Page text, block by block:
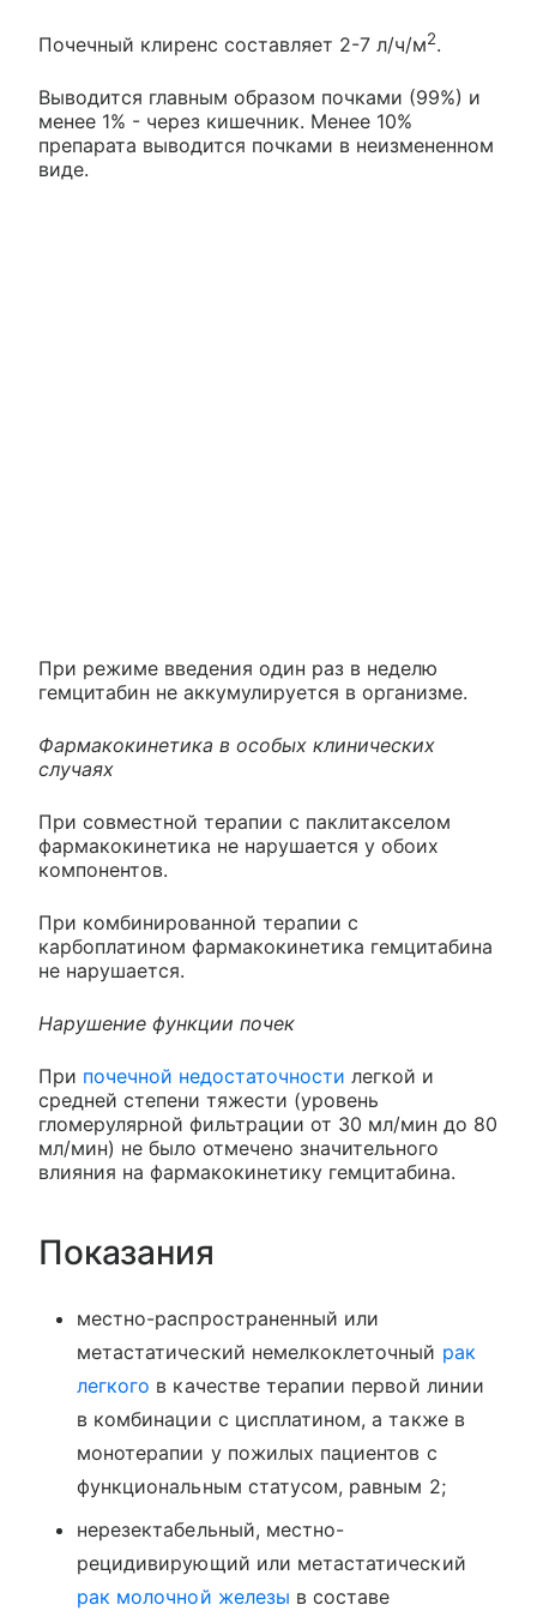
Почечный клиренс составляет 2-7 л/ч/м2.
Выводится главным образом почками (99%) и
менее 1% - через кишечник. Менее 10%
препарата выводится почками в неизмененном
виде.
При режиме введения один раз в неделю
гемцитабин не аккумулируется в организме.
Фармакокинетика в особых клинических
случаях
При совместной терапии с паклитакселом
фармакокинетика не нарушается у обоих
компонентов.
При комбинированной терапии с
карбоплатином фармакокинетика гемцитабина
не нарушается.
Нарушение функции почек
При почечной недостаточности легкой и
средней степени тяжести (уровень
гломерулярной фильтрации от 30 мл/мин до 80
мл/мин) не было отмечено значительного
влияния на фармакокинетику гемцитабина.
Показания
местно-распространенный или
метастатический немелкоклеточный рак
легкого в качестве терапии первой линии
в комбинации с цисплатином, а также в
монотерапии у пожилых пациентов с
функциональным статусом, равным 2;
нерезектабельный, местно-
рецидивирующий или метастатический
рак молочной железы в составе